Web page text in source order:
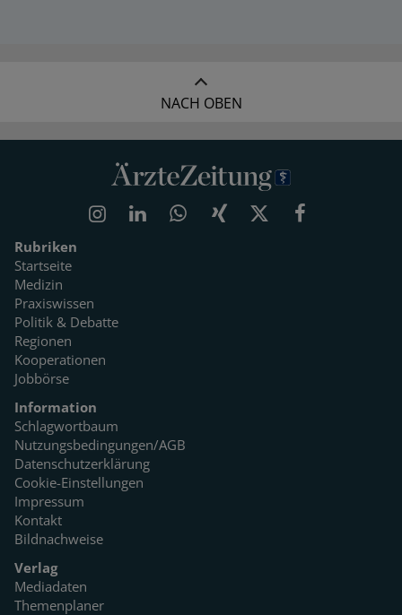
NACH OBEN
Rubriken
Startseite
Medizin
Praxiswissen
Politik & Debatte
Regionen
Kooperationen
Jobbörse
Information
Schlagwortbaum
Nutzungsbedingungen/AGB
Datenschutzerklärung
Cookie-Einstellungen
Impressum
Kontakt
Bildnachweise
Verlag
Mediadaten
Themenplaner